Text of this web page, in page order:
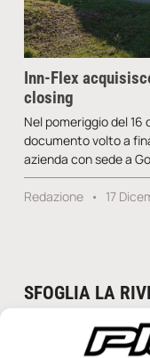
Inn-Flex
closing
Nel pomeriggio del
documento volto a
azienda con sede a
Redazione 17
SFOGLIA LA